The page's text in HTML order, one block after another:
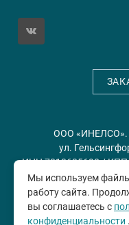
ООО «ИНЕЛСО».
ул.
ИНН 7813635698 / КПП
Политика
Мы используем
работу сайта.
вы соглашаетесь с
конфиденциальности .